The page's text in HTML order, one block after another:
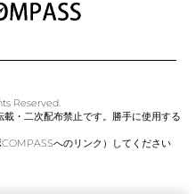
Reserved.
・二次配布禁止です。勝手に使用する
へのリンク）してください